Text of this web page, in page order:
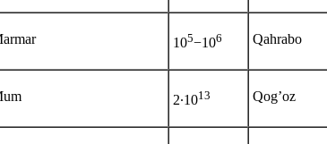
105−106 Qahrabo
2∙1013 Qog’oz